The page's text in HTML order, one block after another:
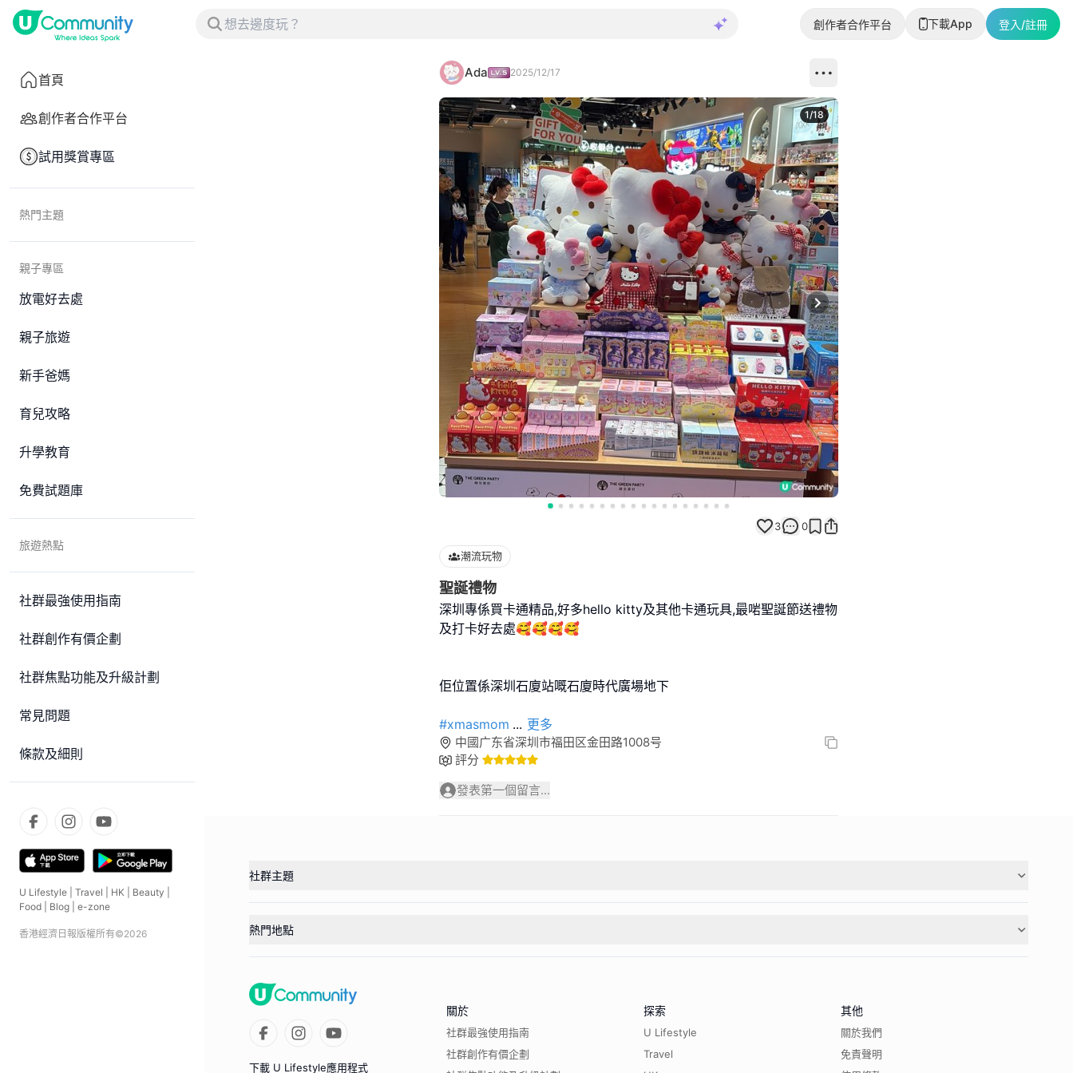
創作者合作平台 下載App 登入/註冊
首頁
創作者合作平台
試用獎賞專區
熱門主題
親子專區
放電好去處
親子旅遊
新手爸媽
育兒攻略
升學教育
免費試題庫
旅遊熱點
社群最強使用指南
社群創作有價企劃
社群焦點功能及升級計劃
常見問題
條款及細則
U Lifestyle Travel HK Beauty
Food
Blog e-zone
香港經濟日報版權所有©2026
Ada 2025/12/17
Next slide
1/18
3 0
潮流玩物
聖誕禮物
深圳專係買卡通精品,好多hello kitty及其他卡通玩具,最啱聖誕節送禮物
及打卡好去處🥰🥰🥰🥰
佢位置係深圳石廈站嘅石廈時代廣場地下
#xmasmom ... 更多
中國广东省深圳市福田区金田路1008号
評分
發表第一個留言...
社群主題
熱門地點
下載 U Lifestyle應用程式
關於
社群最強使用指南
社群創作有價企劃
探索
U Lifestyle
Travel
其他
關於我們
免責聲明